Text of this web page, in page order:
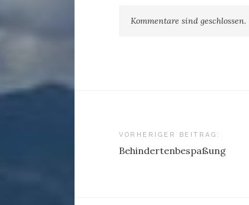
Kommentare sind geschlossen.
Beitragsnavigation
VORHERIGER BEITRAG:
Behindertenbespaßung